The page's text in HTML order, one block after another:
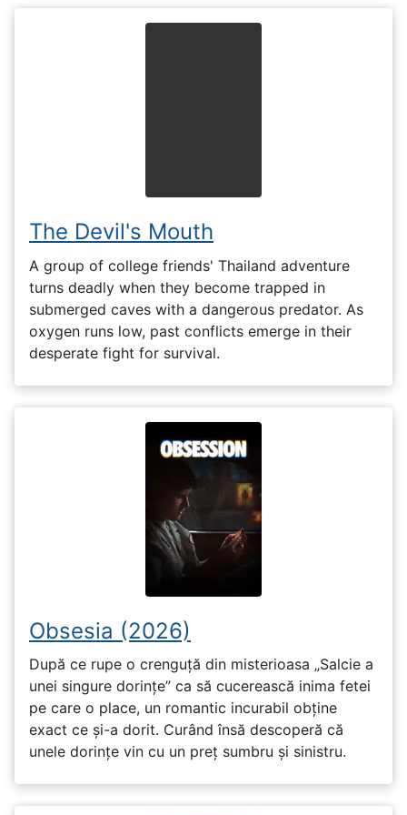
The Devil's Mouth
A group of college friends' Thailand adventure
turns deadly when they become trapped in
submerged caves with a dangerous predator. As
oxygen runs low, past conflicts emerge in their
desperate fight for survival.
Obsesia (2026)
După ce rupe o crenguță din misterioasa „Salcie a
unei singure dorințe” ca să cucerească inima fetei
pe care o place, un romantic incurabil obține
exact ce și-a dorit. Curând însă descoperă că
unele dorințe vin cu un preț sumbru și sinistru.